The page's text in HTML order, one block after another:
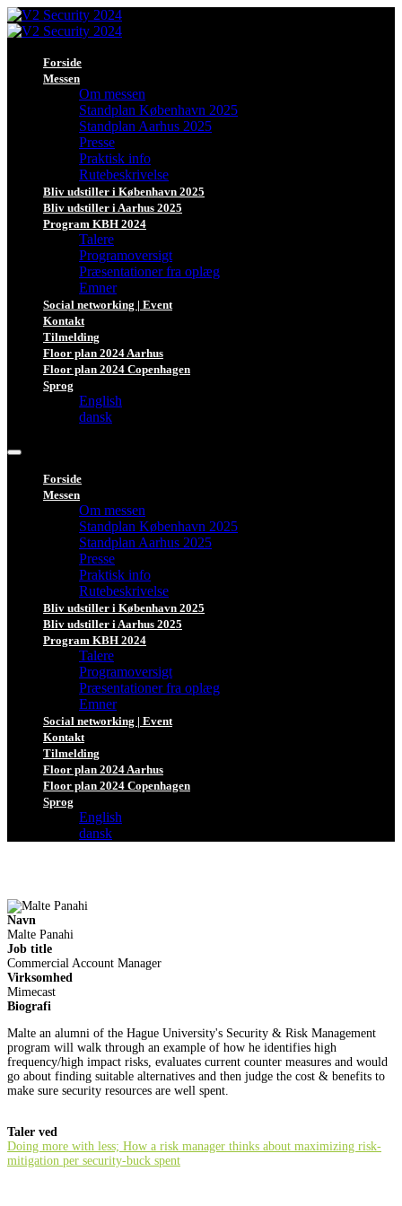
Forside
Messen
Om messen
Standplan København 2025
Standplan Aarhus 2025
Presse
Praktisk info
Rutebeskrivelse
Bliv udstiller i København 2025
Bliv udstiller i Aarhus 2025
Program KBH 2024
Talere
Programoversigt
Præsentationer fra oplæg
Emner
Social networking | Event
Kontakt
Tilmelding
Floor plan 2024 Aarhus
Floor plan 2024 Copenhagen
Sprog
English
dansk
Forside
Messen
Om messen
Standplan København 2025
Standplan Aarhus 2025
Presse
Praktisk info
Rutebeskrivelse
Bliv udstiller i København 2025
Bliv udstiller i Aarhus 2025
Program KBH 2024
Talere
Programoversigt
Præsentationer fra oplæg
Emner
Social networking | Event
Kontakt
Tilmelding
Floor plan 2024 Aarhus
Floor plan 2024 Copenhagen
Sprog
English
dansk
Navn
Malte Panahi
Job title
Commercial Account Manager
Virksomhed
Mimecast
Biografi
Malte an alumni of the Hague University's Security & Risk Management
program will walk through an example of how he identifies high
frequency/high impact risks, evaluates current counter measures and would
go about finding suitable alternatives and then judge the cost & benefits to
make sure security resources are well spent.
Taler ved
Doing more with less; How a risk manager thinks about maximizing risk-
mitigation per security-buck spent